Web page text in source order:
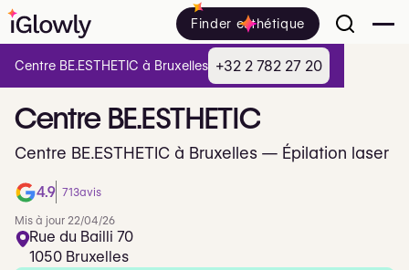
Finder esthétique
Centre BE.ESTHETIC
Centre BE.ESTHETIC à Bruxelles — Épilation laser
4.9 713avis
Mis à jour 22/04/26
Rue du Bailli 70
1050 Bruxelles
Centre BE.ESTHETIC à Bruxelles +32 2 782 27 20